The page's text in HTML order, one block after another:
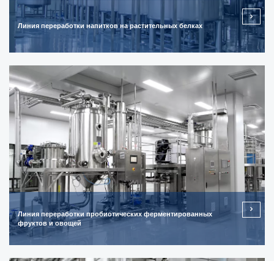
Линия переработки напитков на растительных белках
Линия переработки пробиотических ферментированных
фруктов и овощей